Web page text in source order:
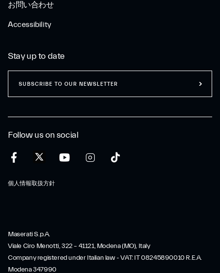
お問い合わせ
Accessibility
Follow us on social
個人情報取扱方針
Stay up to date
SUBSCRIBE TO OUR NEWSLETTER
Maserati S.p.A.
Viale Ciro Menotti, 322 – 41121, Modena (MO), Italy
Company registered under Italian law - VAT: IT 08245890010 R.E.A.
Modena 347990